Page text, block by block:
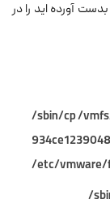
آورده اید را در
/sbin/cp /
/etc/vmware/
/